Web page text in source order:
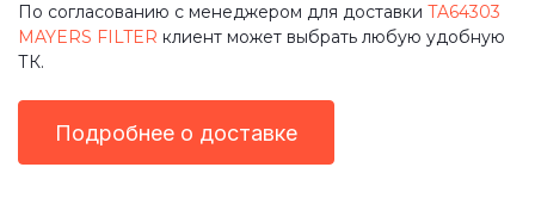
По согласованию с менеджером для доставки TA64303
MAYERS FILTER клиент может выбрать любую удобную
ТК.
Подробнее о доставке